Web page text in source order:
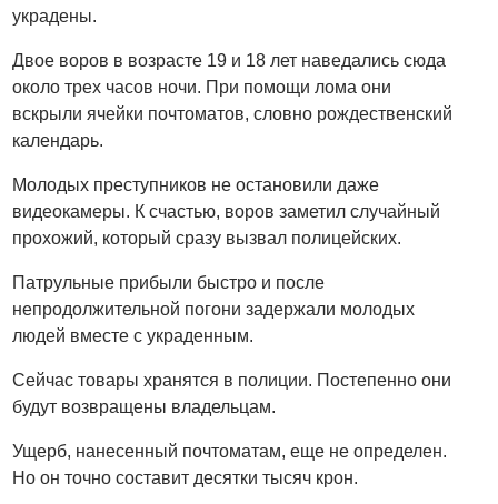
украдены.
Двое воров в возрасте 19 и 18 лет наведались сюда
около трех часов ночи. При помощи лома они
вскрыли ячейки почтоматов, словно рождественский
календарь.
Молодых преступников не остановили даже
видеокамеры. К счастью, воров заметил случайный
прохожий, который сразу вызвал полицейских.
Патрульные прибыли быстро и после
непродолжительной погони задержали молодых
людей вместе с украденным.
Сейчас товары хранятся в полиции. Постепенно они
будут возвращены владельцам.
Ущерб, нанесенный почтоматам, еще не определен.
Но он точно составит десятки тысяч крон.